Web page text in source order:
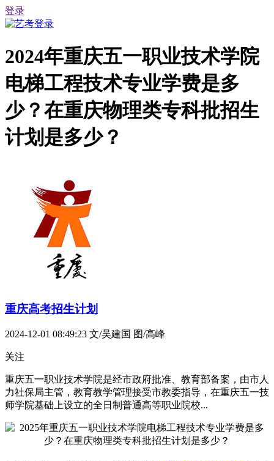
登录
2024年重庆五一职业技术学院
电梯工程技术专业学费是多
少？在重庆物理类专科批招生
计划是多少？
重庆高考招生计划
2024-12-01 08:49:23 文/吴建国 图/高峰
关注
重庆五一职业技术学院是经市政府批准、教育部备案，由市人
力社保局主管，教育教学管理接受市教委指导，在重庆五一技
师学院基础上设立的全日制普通高等职业院校...